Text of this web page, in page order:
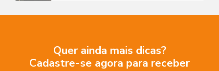
Quer ainda mais dicas?
Cadastre-se agora para receber